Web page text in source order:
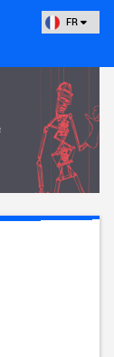
FR